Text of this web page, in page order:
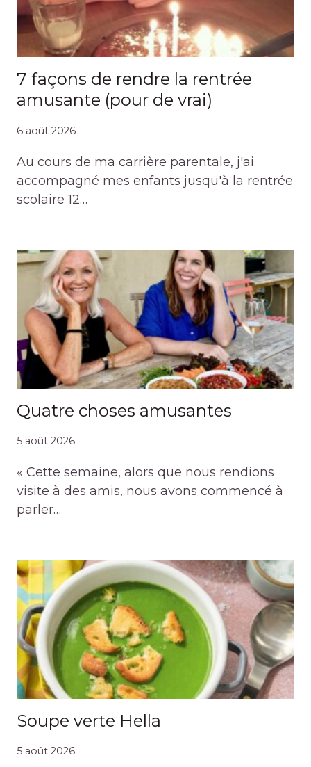
7 façons de rendre la rentrée
amusante (pour de vrai)
6 août 2026
Au cours de ma carrière parentale, j'ai
accompagné mes enfants jusqu'à la rentrée
scolaire 12…
Quatre choses amusantes
5 août 2026
« Cette semaine, alors que nous rendions
visite à des amis, nous avons commencé à
parler…
Soupe verte Hella
5 août 2026